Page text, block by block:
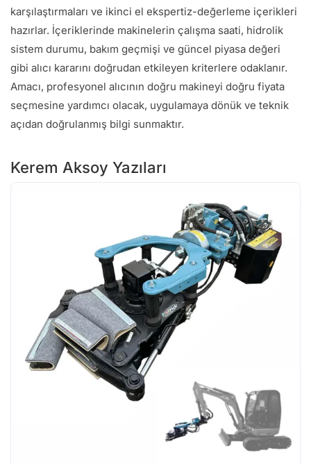
karşılaştırmaları ve ikinci el ekspertiz-değerleme içerikleri
hazırlar. İçeriklerinde makinelerin çalışma saati, hidrolik
sistem durumu, bakım geçmişi ve güncel piyasa değeri
gibi alıcı kararını doğrudan etkileyen kriterlere odaklanır.
Amacı, profesyonel alıcının doğru makineyi doğru fiyata
seçmesine yardımcı olacak, uygulamaya dönük ve teknik
açıdan doğrulanmış bilgi sunmaktır.
Kerem Aksoy Yazıları